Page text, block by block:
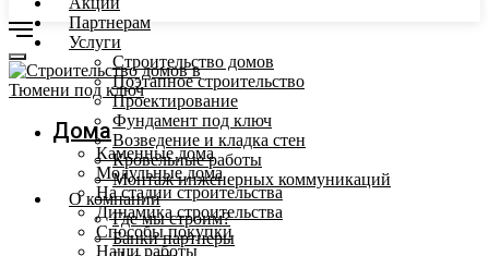
Партнерам
Услуги
Строительство домов
Поэтапное строительство
Проектирование
Фундамент под ключ
Возведение и кладка стен
Кровельные работы
Монтаж инженерных коммуникаций
О компании
Где мы строим?
Банки партнеры
Дома
Каменные дома
Модульные дома
На стадии строительства
Динамика строительства
Способы покупки
Наши работы